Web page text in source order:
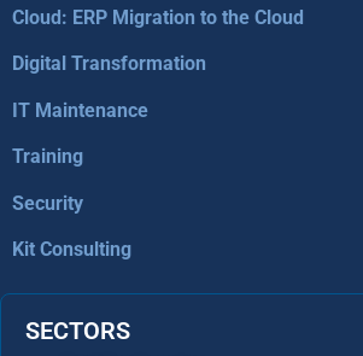
Cloud: ERP Migration to the Cloud
Digital Transformation
IT Maintenance
Training
Security
Kit Consulting
SECTORS